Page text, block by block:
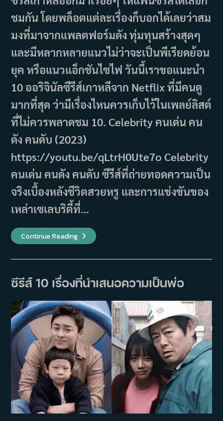
ชมกัน โดยพล็อตแต่ละเรื่องก็บอกได้เลยว่าสม
มงที่มาจากแพลตฟอร์มดัง ทุ่มทุนสร้างสุดๆ
และมีหลากหลายแนวไม่ว่าจะเป็นพีเรียดย้อน
ยุค หรือแนวแอ็กชันไซไฟ วันนี้เราขอแนะนำ
10 ออริจินัลซีรีส์เกาหลีจาก Netflix ที่มีคนดู
มากที่สุด ว่ามีเรื่องไหนควรเก็บไว้ในเพลย์ลิสต์
ที่ไม่ควรพลาดชม 10. Celebrity คนเด่น คน
ดัง คนดับ (2023)
https://youtu.be/qLtrH0Ute7o Celebrity
คนเด่น คนดัง คนดับ ซีรีส์ที่ถ่ายทอดความเป็น
จริงเบื้องหลังชีวิตสวยหรู และการแข่งขันของ
เหล่าเซเลบริตี้ที่…
Continue Readingแนะนำ
10
จิ
ซี
รีส์
เกาหลี
Netflix
ที่
มี
คน
ดู
มาก
ที่สุด
ซีรีส์ 10 เรื่องที่นำเสนอความเป็นพ่อ